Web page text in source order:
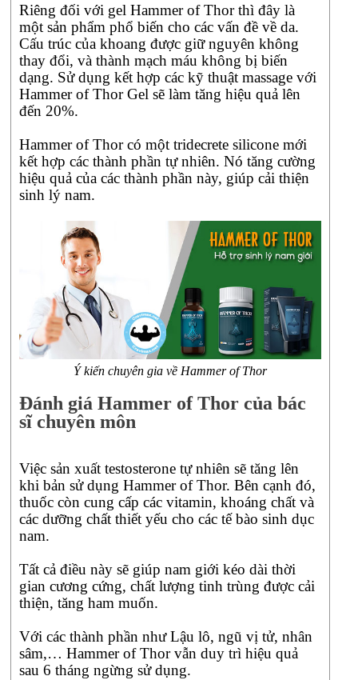
Riêng đối với gel Hammer of Thor thì đây là
một sản phẩm phổ biến cho các vấn đề về da.
Cấu trúc của khoang được giữ nguyên không
thay đổi, và thành mạch máu không bị biến
dạng. Sử dụng kết hợp các kỹ thuật massage với
Hammer of Thor Gel sẽ làm tăng hiệu quả lên
đến 20%.
Hammer of Thor có một tridecrete silicone mới
kết hợp các thành phần tự nhiên. Nó tăng cường
hiệu quả của các thành phần này, giúp cải thiện
sinh lý nam.
Ý kiến chuyên gia về Hammer of Thor
Đánh giá Hammer of Thor của bác
sĩ chuyên môn
Việc sản xuất testosterone tự nhiên sẽ tăng lên
khi bản sử dụng Hammer of Thor. Bên cạnh đó,
thuốc còn cung cấp các vitamin, khoáng chất và
các dưỡng chất thiết yếu cho các tế bào sinh dục
nam.
Tất cả điều này sẽ giúp nam giới kéo dài thời
gian cương cứng, chất lượng tinh trùng được cải
thiện, tăng ham muốn.
Với các thành phần như Lậu lô, ngũ vị tử, nhân
sâm,… Hammer of Thor vẫn duy trì hiệu quả
sau 6 tháng ngừng sử dụng.
dưỡng
hạnh
phúc
gia
đình.
Hãy
hình
nếu
bạn
có
trục
lý
như
xuất
tinh
sớm
rối
loạn
cương
không
thể
làm
cho
bạn
thỏa
mãn,
cuộc
sống
gia
đình
của